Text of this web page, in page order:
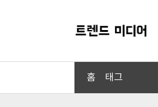
홈 태그